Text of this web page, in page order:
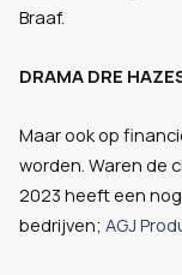
Braaf.
DRAMA DRE
Maar ook op
worden. Waren de
2023 heeft een
bedrijven; AGJ